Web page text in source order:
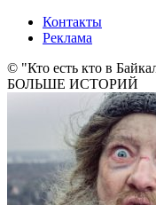
Контакты
Реклама
© "Кто есть кто в
БОЛЬШЕ ИСТОРИЙ